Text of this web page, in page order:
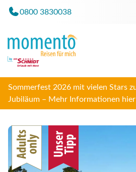
0800 3830038
Sommerfest 2026 mit vielen Stars
Jubiläum – Mehr Informationen hier